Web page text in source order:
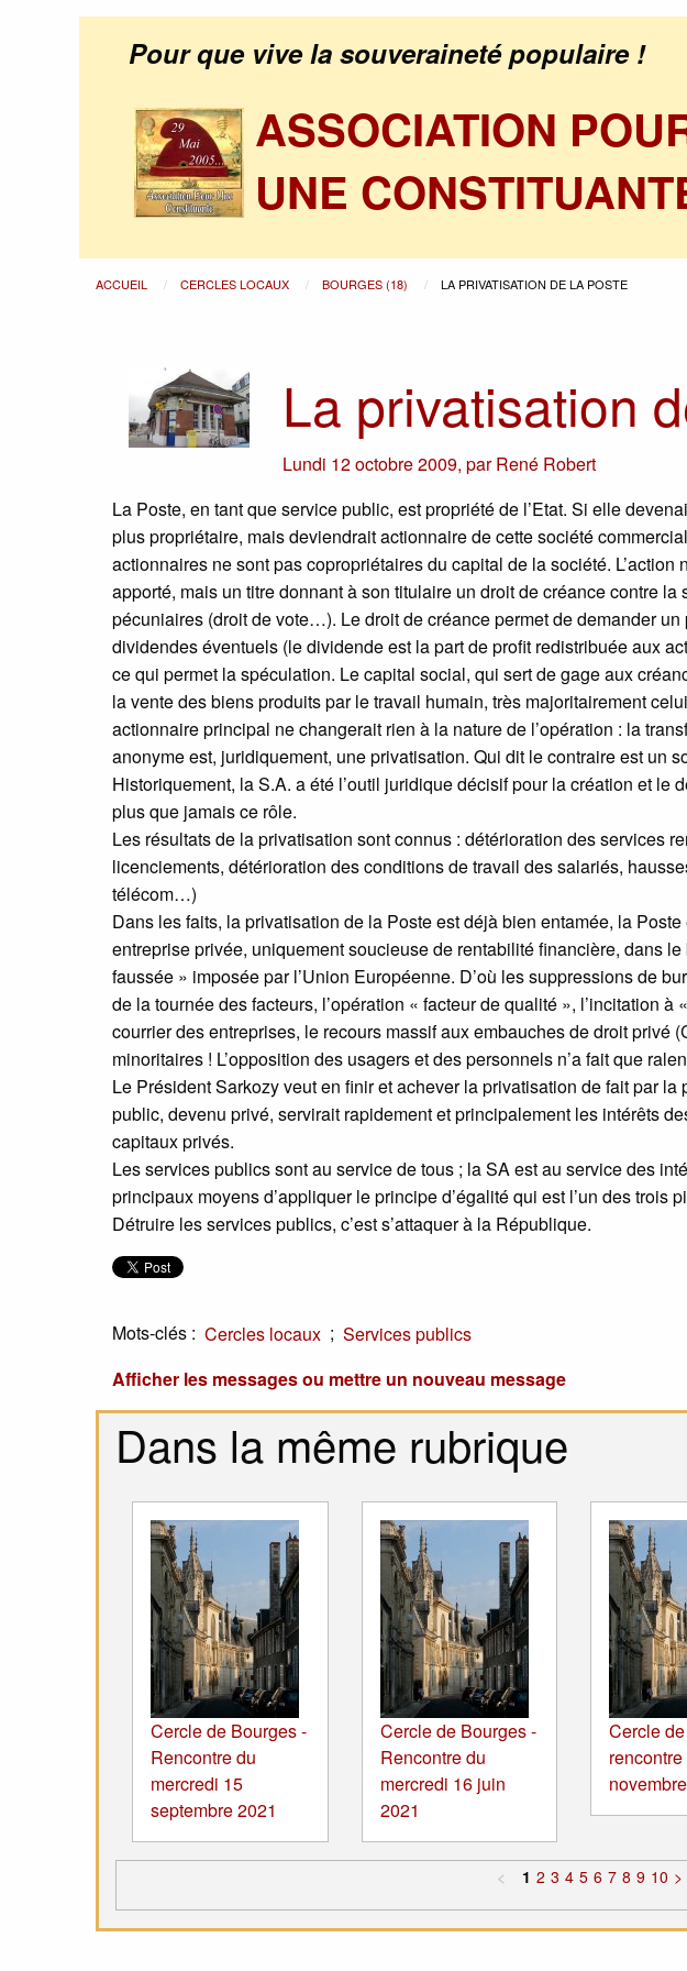
Pour que vive la souveraineté populaire !
ASSOCIATION
UNE
ACCUEIL CERCLES LOCAUX BOURGES (18) LA PRIVATISATION DE LA POSTE
La privatisation
Lundi 12 octobre 2009,parRené Robert
La Poste, en tant que service public, est propriété de l’Etat. Si elle
plus propriétaire, mais deviendrait actionnaire de cette société
actionnaires ne sont pas copropriétaires du capital de la société. L’action
apporté, mais un titre donnant à son titulaire un droit de créance contre
pécuniaires (droit de vote…). Le droit de créance permet de demander un
dividendes éventuels (le dividende est la part de profit redistribuée aux
ce qui permet la spéculation. Le capital social, qui sert de gage aux
la vente des biens produits par le travail humain, très majoritairement
actionnaire principal ne changerait rien à la nature de l’opération : la
anonyme est, juridiquement, une privatisation. Qui dit le contraire est un
Historiquement, la S.A. a été l’outil juridique décisif pour la création et le
plus que jamais ce rôle.
Les résultats de la privatisation sont connus : détérioration des services
licenciements, détérioration des conditions de travail des salariés,
télécom…)
Dans les faits, la privatisation de la Poste est déjà bien entamée, la
entreprise privée, uniquement soucieuse de rentabilité financière, dans
faussée » imposée par l’Union Européenne. D’où les suppressions de
de la tournée des facteurs, l’opération « facteur de qualité », l’incitation
courrier des entreprises, le recours massif aux embauches de droit privé
minoritaires ! L’opposition des usagers et des personnels n’a fait que
Le Président Sarkozy veut en finir et achever la privatisation de fait par
public, devenu privé, servirait rapidement et principalement les intérêts
capitaux privés.
Les services publics sont au service de tous ; la SA est au service des
principaux moyens d’appliquer le principe d’égalité qui est l’un des trois
Détruire les services publics, c’est s’attaquer à la République.
Mots-clés : Cercles locaux ; Services publics
Afficher les messages ou mettre un nouveau message
Dans la même rubrique
Cercle de Bourges -
Rencontre du
mercredi 15
septembre 2021
Cercle de Bourges -
Rencontre du
mercredi 16 juin
2021
Cercle
< 1 2 3 4 5 6 7 8 9 10 >